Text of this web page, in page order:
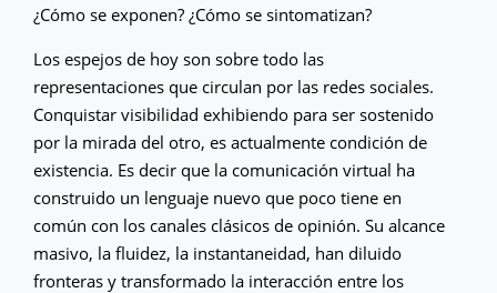
¿Cómo se exponen? ¿Cómo se sintomatizan?
Los espejos de hoy son sobre todo las
representaciones que circulan por las redes sociales.
Conquistar visibilidad exhibiendo para ser sostenido
por la mirada del otro, es actualmente condición de
existencia. Es decir que la comunicación virtual ha
construido un lenguaje nuevo que poco tiene en
común con los canales clásicos de opinión. Su alcance
masivo, la fluidez, la instantaneidad, han diluido
fronteras y transformado la interacción entre los